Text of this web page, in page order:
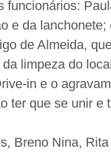
funcionários:
e da
de Almeida,
limpeza do
in e o
ter que se unir e
Breno Nina,